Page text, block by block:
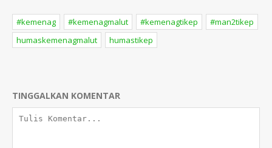
#kemenag #kemenagmalut #kemenagtikep
#man2tikep
humaskemenagmalut
humastikep
TINGGALKAN KOMENTAR